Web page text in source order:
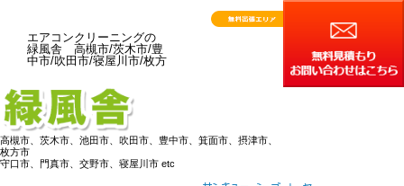
エアコンクリーニングの
緑風舎 高槻市/茨木市/豊
中市/吹田市/寝屋川市/枚方
高槻市、茨木市、池田市、吹田市、豊中市、箕面市、摂津市、
枚方市
守口市、門真市、交野市、寝屋川市 etc